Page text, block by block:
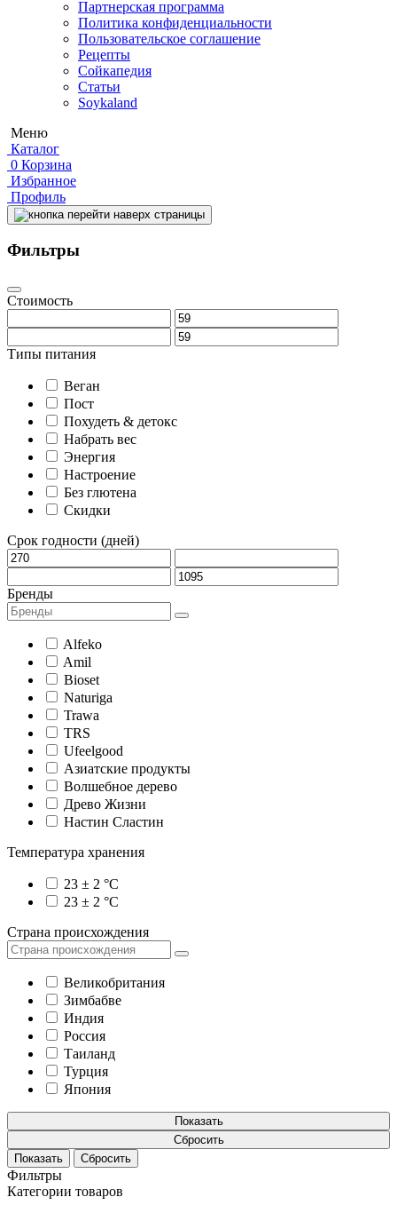
Партнерская программа
Политика конфиденциальности
Пользовательское соглашение
Рецепты
Сойкапедия
Статьи
Soykaland
Меню
Каталог
0 Корзина
Избранное
Профиль
Фильтры
Стоимость
Типы питания
Веган
Пост
Похудеть & детокс
Набрать вес
Энергия
Настроение
Без глютена
Скидки
Срок годности (дней)
Бренды
Alfeko
Amil
Bioset
Naturiga
Trawa
TRS
Ufeelgood
Азиатские продукты
Волшебное дерево
Древо Жизни
Настин Сластин
Температура хранения
23 ± 2 °C
23 ± 2 °C
Страна происхождения
Великобритания
Зимбабве
Индия
Россия
Таиланд
Турция
Япония
Показать Сбросить
Фильтры
Категории товаров